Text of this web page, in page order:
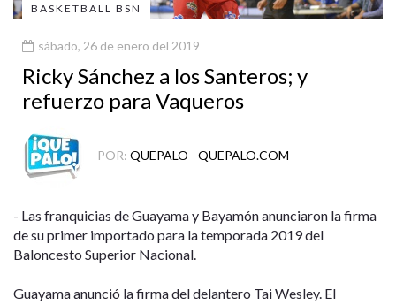
BASKETBALL BSN
sábado, 26 de enero del 2019
Ricky Sánchez a los Santeros; y
refuerzo para Vaqueros
POR: QUEPALO - QUEPALO.COM
- Las franquicias de Guayama y Bayamón anunciaron la firma
de su primer importado para la temporada 2019 del
Baloncesto Superior Nacional.
Guayama anunció la firma del delantero Tai Wesley. El